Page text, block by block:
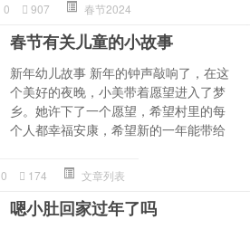
0 907 春节2024
春节有关儿童的小故事
新年幼儿故事 新年的钟声敲响了，在这
个美好的夜晚，小美带着愿望进入了梦
乡。她许下了一个愿望，希望村里的每
个人都幸福安康，希望新的一年能带给
0 174 文章列表
嗯小肚回家过年了吗